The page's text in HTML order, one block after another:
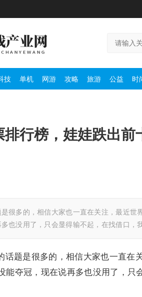
技 单机 网游 攻略 旅游 公益 时
行榜，娃娃跌出前
很多的，相信大家也一直在关注，最近世
也没用了，只会显得输不起，在找借口，
话题是很多的，相信大家也一直在
能夺冠，现在说再多也没用了，只